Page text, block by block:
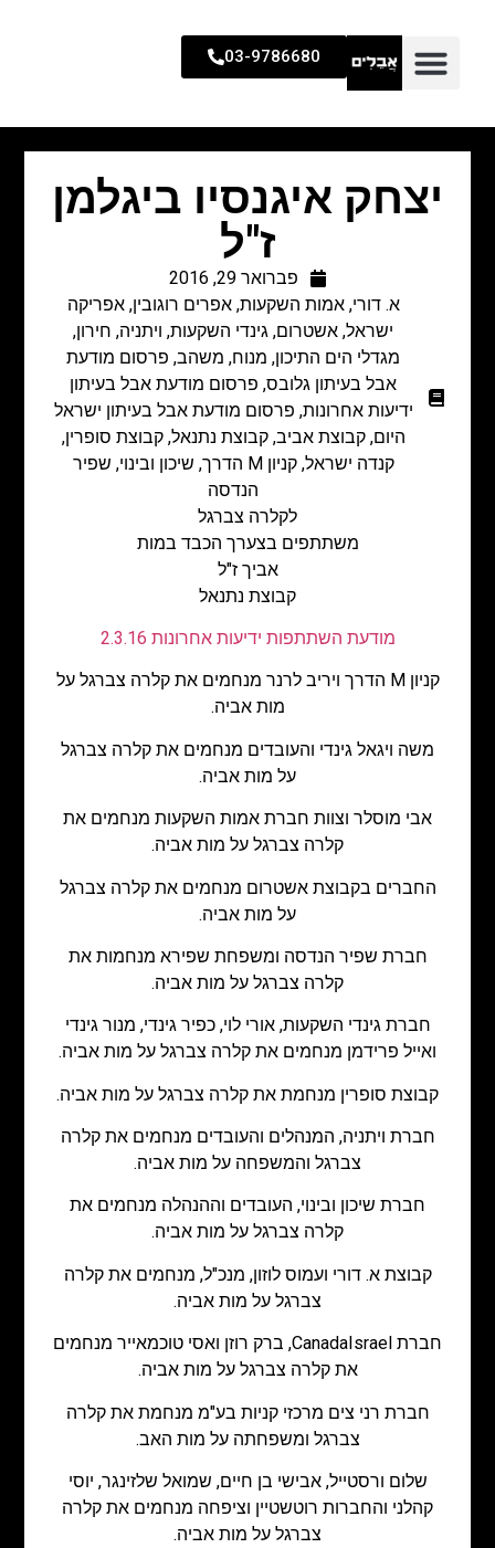
03-9786680
יצחק איגנסיו ביגלמן
ז"ל
פברואר 29, 2016
א. דורי,אמות השקעות,אפרים רוגובין,אפריקה
ישראל, אשטרום, גינדי השקעות, ויתניה, חירון,
מגדלי הים התיכון, מנוח, משהב, פרסום מודעת
אבל בעיתון גלובס, פרסום מודעת אבל בעיתון
ידיעות אחרונות, פרסום מודעת אבל בעיתון ישראל
היום,קבוצת אביב,קבוצת נתנאל,קבוצת סופרין,
קנדה ישראל,קניון M הדרך , שיכון ובינוי, שפיר
הנדסה
לקלרה צברגל
משתתפים בצערך הכבד במות
אביך ז"ל
קבוצת נתנאל
מודעת השתתפות ידיעות אחרונות 2.3.16
קניון M הדרך ויריב לרנר מנחמים את קלרה צברגל על
מות אביה.
משה ויגאל גינדי והעובדים מנחמים את קלרה צברגל
על מות אביה.
אבי מוסלר וצוות חברת אמות השקעות מנחמים את
קלרה צברגל על מות אביה.
החברים בקבוצת אשטרום מנחמים את קלרה צברגל
על מות אביה.
חברת שפיר הנדסה ומשפחת שפירא מנחמות את
קלרה צברגל על מות אביה.
חברת גינדי השקעות, אורי לוי, כפיר גינדי, מנור גינדי
ואייל פרידמן מנחמים את קלרה צברגל על מות אביה.
קבוצת סופרין מנחמת את קלרה צברגל על מות אביה.
חברת ויתניה, המנהלים והעובדים מנחמים את קלרה
צברגל והמשפחה על מות אביה.
חברת שיכון ובינוי, העובדים וההנהלה מנחמים את
קלרה צברגל על מות אביה.
קבוצת א. דורי ועמוס לוזון, מנכ"ל, מנחמים את קלרה
צברגל על מות אביה.
חברת CanadaIsrael, ברק רוזן ואסי טוכמאייר מנחמים
את קלרה צברגל על מות אביה.
חברת רני צים מרכזי קניות בע"מ מנחמת את קלרה
צברגל ומשפחתה על מות האב.
שלום ורסטייל, אבישי בן חיים, שמואל שלזינגר, יוסי
קהלני והחברות רוטשטיין וציפחה מנחמים את קלרה
צברגל על מות אביה.